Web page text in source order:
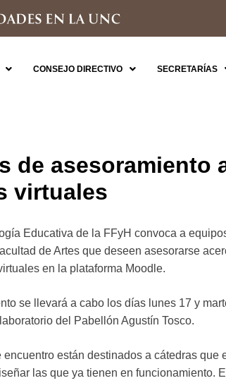
CONSEJO DIRECTIVO SECRETARÍAS
de asesoramiento
virtuales
Educativa de la FFyH convoca a
de Artes que deseen asesorarse
en la plataforma Moodle.
se llevará a cabo los días lunes 17 y
del Pabellón Agustín Tosco.
encuentro están destinados a cátedras
las que ya tienen en funcionamiento.